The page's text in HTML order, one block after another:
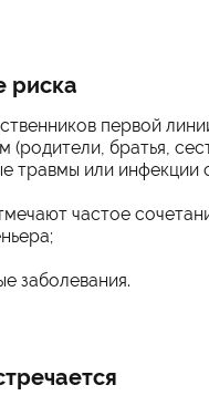
риска
первой
(родители, братья,
травмы или инфекции
частое
заболевания.